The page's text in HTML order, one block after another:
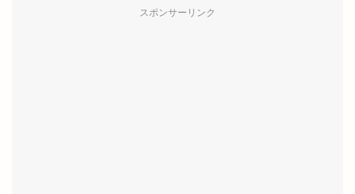
スポンサーリンク